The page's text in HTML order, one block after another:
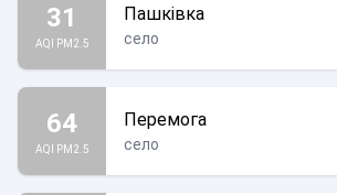
31
AQI PM2.5
Пашківка
село
64
AQI PM2.5
Перемога
село